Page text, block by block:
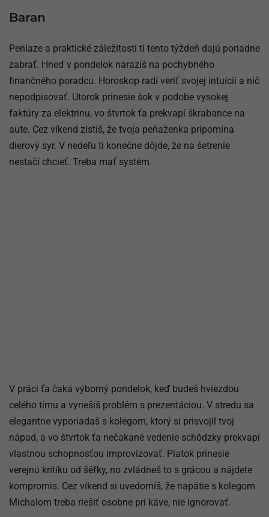
Baran
Peniaze a praktické záležitosti ti tento týždeň dajú poriadne
zabrať. Hneď v pondelok narazíš na pochybného
finančného poradcu. Horoskop radí veriť svojej intuícii a nič
nepodpisovať. Utorok prinesie šok v podobe vysokej
faktúry za elektrinu, vo štvrtok ťa prekvapí škrabance na
aute. Cez víkend zistíš, že tvoja peňaženka pripomína
dierový syr. V nedeľu ti konečne dôjde, že na šetrenie
nestačí chcieť. Treba mať systém.
V práci ťa čaká výborný pondelok, keď budeš hviezdou
celého tímu a vyriešiš problém s prezentáciou. V stredu sa
elegantne vyporiadaš s kolegom, ktorý si prisvojil tvoj
nápad, a vo štvrtok ťa nečakané vedenie schôdzky prekvapí
vlastnou schopnosťou improvizovať. Piatok prinesie
verejnú kritiku od šéfky, no zvládneš to s grácou a nájdete
kompromis. Cez víkend si uvedomíš, že napätie s kolegom
Michalom treba riešiť osobne pri káve, nie ignorovať.